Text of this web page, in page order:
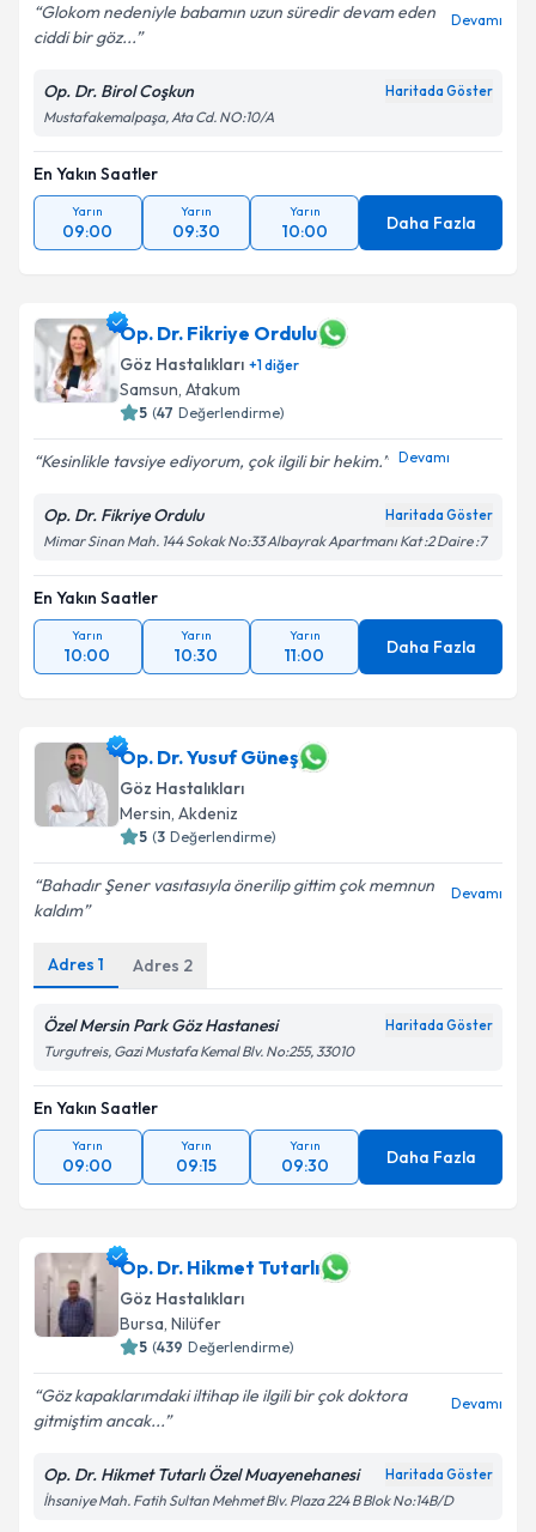
Glokom nedeniyle babamın uzun süredir devam eden
ciddi bir göz...
Devamı
Op. Dr. Birol Coşkun Haritada Göster
Mustafakemalpaşa, Ata Cd. NO:10/A
En Yakın Saatler
Yarın
09:00
Yarın
09:30
Yarın
10:00 Daha Fazla
Op. Dr. Fikriye Ordulu
Göz Hastalıkları +1diğer
Samsun, Atakum
5 (47 Değerlendirme)
Kesinlikle tavsiye ediyorum, çok ilgili bir hekim. Devamı
Op. Dr. Fikriye Ordulu Haritada Göster
Mimar Sinan Mah. 144 Sokak No:33 Albayrak Apartmanı Kat :2 Daire :7
En Yakın Saatler
Yarın
10:00
Yarın
10:30
Yarın
11:00 Daha Fazla
Op. Dr. Yusuf Güneş
Göz Hastalıkları
Mersin, Akdeniz
5 (3 Değerlendirme)
Bahadır Şener vasıtasıyla önerilip gittim çok memnun
kaldım
Devamı
Adres 1 Adres 2
Özel Mersin Park Göz Hastanesi Haritada Göster
Turgutreis, Gazi Mustafa Kemal Blv. No:255, 33010
En Yakın Saatler
Yarın
09:00
Yarın
09:15
Yarın
09:30 Daha Fazla
Op. Dr. Hikmet Tutarlı
Göz Hastalıkları
Bursa, Nilüfer
5 (439 Değerlendirme)
Göz kapaklarımdaki iltihap ile ilgili bir çok doktora
gitmiştim ancak...
Devamı
Op. Dr. Hikmet Tutarlı Özel Muayenehanesi Haritada Göster
İhsaniye Mah. Fatih Sultan Mehmet Blv. Plaza 224 B Blok No:14B/D